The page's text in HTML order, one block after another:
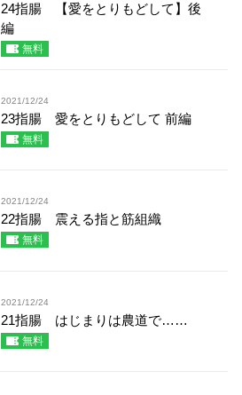
24指腸 【愛をとりもどして】後
編
無料
2021/12/24
23指腸 愛をとりもどして 前編
無料
2021/12/24
22指腸 震える指と筋組織
無料
2021/12/24
21指腸 はじまりは農道で……
無料